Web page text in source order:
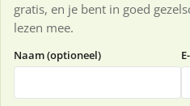
gratis, en je bent in goed
lezen mee.
Naam (optioneel)